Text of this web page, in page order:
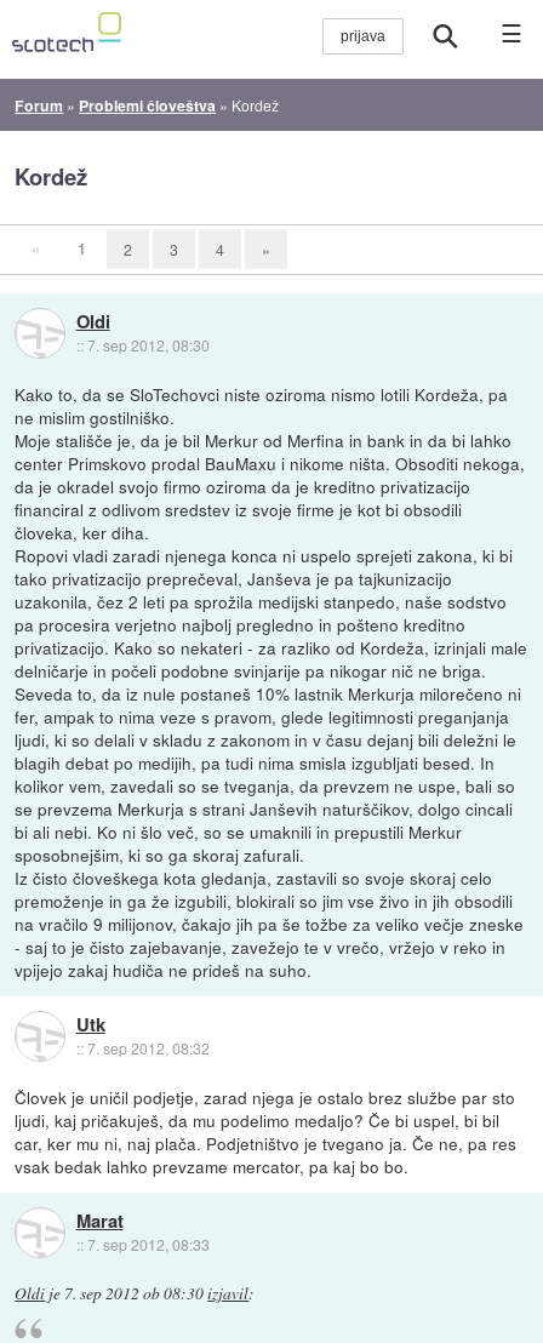
☰
Forum » Problemi človeštva » Kordež
Kordež
« 1 2 3 4 »
Oldi
::7. sep 2012, 08:30
Kako to, da se SloTechovci niste oziroma nismo lotili Kordeža, pa
ne mislim gostilniško.
Moje stališče je, da je bil Merkur od Merfina in bank in da bi lahko
center Primskovo prodal BauMaxu i nikome ništa. Obsoditi nekoga,
da je okradel svojo firmo oziroma da je kreditno privatizacijo
financiral z odlivom sredstev iz svoje firme je kot bi obsodili
človeka, ker diha.
Ropovi vladi zaradi njenega konca ni uspelo sprejeti zakona, ki bi
tako privatizacijo preprečeval, Janševa je pa tajkunizacijo
uzakonila, čez 2 leti pa sprožila medijski stanpedo, naše sodstvo
pa procesira verjetno najbolj pregledno in pošteno kreditno
privatizacijo. Kako so nekateri - za razliko od Kordeža, izrinjali male
delničarje in počeli podobne svinjarije pa nikogar nič ne briga.
Seveda to, da iz nule postaneš 10% lastnik Merkurja milorečeno ni
fer, ampak to nima veze s pravom, glede legitimnosti preganjanja
ljudi, ki so delali v skladu z zakonom in v času dejanj bili deležni le
blagih debat po medijih, pa tudi nima smisla izgubljati besed. In
kolikor vem, zavedali so se tveganja, da prevzem ne uspe, bali so
se prevzema Merkurja s strani Janševih naturščikov, dolgo cincali
bi ali nebi. Ko ni šlo več, so se umaknili in prepustili Merkur
sposobnejšim, ki so ga skoraj zafurali.
Iz čisto človeškega kota gledanja, zastavili so svoje skoraj celo
premoženje in ga že izgubili, blokirali so jim vse živo in jih obsodili
na vračilo 9 milijonov, čakajo jih pa še tožbe za veliko večje zneske
- saj to je čisto zajebavanje, zavežejo te v vrečo, vržejo v reko in
vpijejo zakaj hudiča ne prideš na suho.
Utk
::7. sep 2012, 08:32
Človek je uničil podjetje, zarad njega je ostalo brez službe par sto
ljudi, kaj pričakuješ, da mu podelimo medaljo? Če bi uspel, bi bil
car, ker mu ni, naj plača. Podjetništvo je tvegano ja. Če ne, pa res
vsak bedak lahko prevzame mercator, pa kaj bo bo.
Marat
::7. sep 2012, 08:33
Oldi je 7. sep 2012 ob 08:30izjavil: